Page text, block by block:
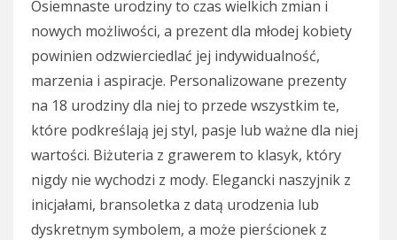
Osiemnaste urodziny to czas wielkich zmian i
nowych możliwości, a prezent dla młodej kobiety
powinien odzwierciedlać jej indywidualność,
marzenia i aspiracje. Personalizowane prezenty
na 18 urodziny dla niej to przede wszystkim te,
które podkreślają jej styl, pasje lub ważne dla niej
wartości. Biżuteria z grawerem to klasyk, który
nigdy nie wychodzi z mody. Elegancki naszyjnik z
inicjałami, bransoletka z datą urodzenia lub
dyskretnym symbolem, a może pierścionek z